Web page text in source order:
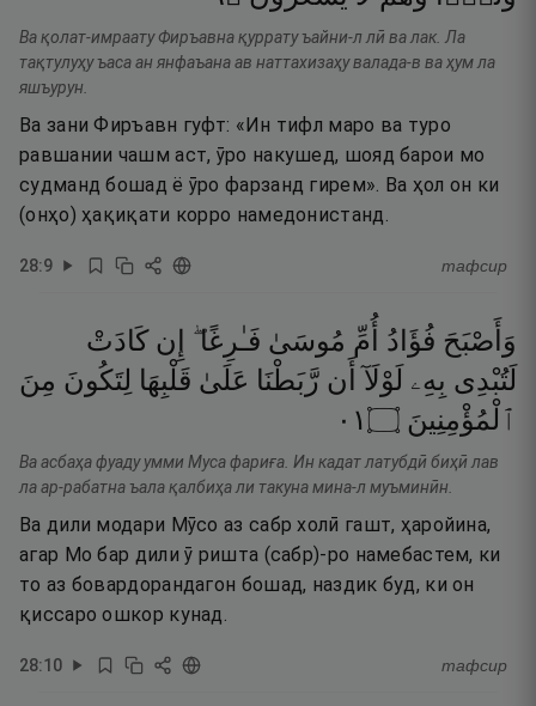
Ва қолат-имраату Фиръавна қуррату ъайни-л лӣ ва лак. Ла
тақтулуҳу ъаса ан янфаъана ав наттахизаҳу валада-в ва ҳум ла
яшъурун.
Ва зани Фиръавн гуфт: «Ин тифл маро ва туро
равшании чашм аст, ӯро накушед, шояд барои мо
судманд бошад ё ӯро фарзанд гирем». Ва ҳол он ки
(онҳо) ҳақиқати корро намедонистанд.
28:9 тафсир
وَأَصْبَحَ فُؤَادُ أُمِّ مُوسَىٰ فَـٰرِغًا ۖ إِن كَادَتْ
لَتُبْدِى بِهِۦ لَوْلَآ أَن رَّبَطْنَا عَلَىٰ قَلْبِهَا لِتَكُونَ مِنَ
ٱلْمُؤْمِنِينَ ۝١٠
Ва асбаҳа фуаду умми Муса фариға. Ин кадат латубдӣ биҳӣ лав
ла ар-рабатна ъала қалбиҳа ли такуна мина-л муъминӣн.
Ва дили модари Мӯсо аз сабр холӣ гашт, ҳаройина,
агар Мо бар дили ӯ ришта (сабр)-ро намебастем, ки
то аз бовардорандагон бошад, наздик буд, ки он
қиссаро ошкор кунад.
28:10 тафсир